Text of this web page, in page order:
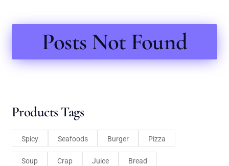
Posts Not Found
Products Tags
Spicy Seafoods Burger Pizza
Soup Crap Juice Bread